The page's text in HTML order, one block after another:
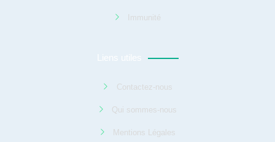
Immunité
Liens utiles
Contactez-nous
Qui sommes-nous
Mentions Légales